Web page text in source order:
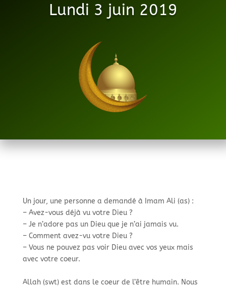
Lundi 3 juin 2019
Un jour, une personne a demandé à Imam Ali (as) : ​
– Avez-vous déjà vu votre Dieu ?​
– Je n’adore pas un Dieu que je n’ai jamais vu. ​
– Comment avez-vu votre Dieu ?​
– Vous ne pouvez pas voir Dieu avec vos yeux mais
avec votre coeur. ​
Allah (swt) est dans le coeur de l’être humain. Nous